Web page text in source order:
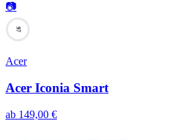
📷
97
Acer
Acer Iconia Smart
ab 149,00 €